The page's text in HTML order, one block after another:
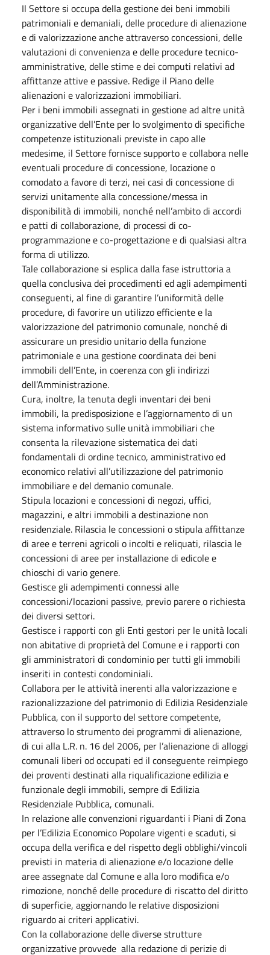
Il Settore si occupa della gestione dei beni immobili
patrimoniali e demaniali, delle procedure di alienazione
e di valorizzazione anche attraverso concessioni, delle
valutazioni di convenienza e delle procedure tecnico-
amministrative, delle stime e dei computi relativi ad
affittanze attive e passive. Redige il Piano delle
alienazioni e valorizzazioni immobiliari.
Per i beni immobili assegnati in gestione ad altre unità
organizzative dell’Ente per lo svolgimento di specifiche
competenze istituzionali previste in capo alle
medesime, il Settore fornisce supporto e collabora nelle
eventuali procedure di concessione, locazione o
comodato a favore di terzi, nei casi di concessione di
servizi unitamente alla concessione/messa in
disponibilità di immobili, nonché nell’ambito di accordi
e patti di collaborazione, di processi di co-
programmazione e co-progettazione e di qualsiasi altra
forma di utilizzo.
Tale collaborazione si esplica dalla fase istruttoria a
quella conclusiva dei procedimenti ed agli adempimenti
conseguenti, al fine di garantire l’uniformità delle
procedure, di favorire un utilizzo efficiente e la
valorizzazione del patrimonio comunale, nonché di
assicurare un presidio unitario della funzione
patrimoniale e una gestione coordinata dei beni
immobili dell’Ente, in coerenza con gli indirizzi
dell’Amministrazione.
Cura, inoltre, la tenuta degli inventari dei beni
immobili, la predisposizione e l’aggiornamento di un
sistema informativo sulle unità immobiliari che
consenta la rilevazione sistematica dei dati
fondamentali di ordine tecnico, amministrativo ed
economico relativi all’utilizzazione del patrimonio
immobiliare e del demanio comunale.
Stipula locazioni e concessioni di negozi, uffici,
magazzini, e altri immobili a destinazione non
residenziale. Rilascia le concessioni o stipula affittanze
di aree e terreni agricoli o incolti e reliquati, rilascia le
concessioni di aree per installazione di edicole e
chioschi di vario genere.
Gestisce gli adempimenti connessi alle
concessioni/locazioni passive, previo parere o richiesta
dei diversi settori.
Gestisce i rapporti con gli Enti gestori per le unità locali
non abitative di proprietà del Comune e i rapporti con
gli amministratori di condominio per tutti gli immobili
inseriti in contesti condominiali.
Collabora per le attività inerenti alla valorizzazione e
razionalizzazione del patrimonio di Edilizia Residenziale
Pubblica, con il supporto del settore competente,
attraverso lo strumento dei programmi di alienazione,
di cui alla L.R. n. 16 del 2006, per l’alienazione di alloggi
comunali liberi od occupati ed il conseguente reimpiego
dei proventi destinati alla riqualificazione edilizia e
funzionale degli immobili, sempre di Edilizia
Residenziale Pubblica, comunali.
In relazione alle convenzioni riguardanti i Piani di Zona
per l’Edilizia Economico Popolare vigenti e scaduti, si
occupa della verifica e del rispetto degli obblighi/vincoli
previsti in materia di alienazione e/o locazione delle
aree assegnate dal Comune e alla loro modifica e/o
rimozione, nonché delle procedure di riscatto del diritto
di superficie, aggiornando le relative disposizioni
riguardo ai criteri applicativi.
Con la collaborazione delle diverse strutture
organizzative provvede alla redazione di perizie di